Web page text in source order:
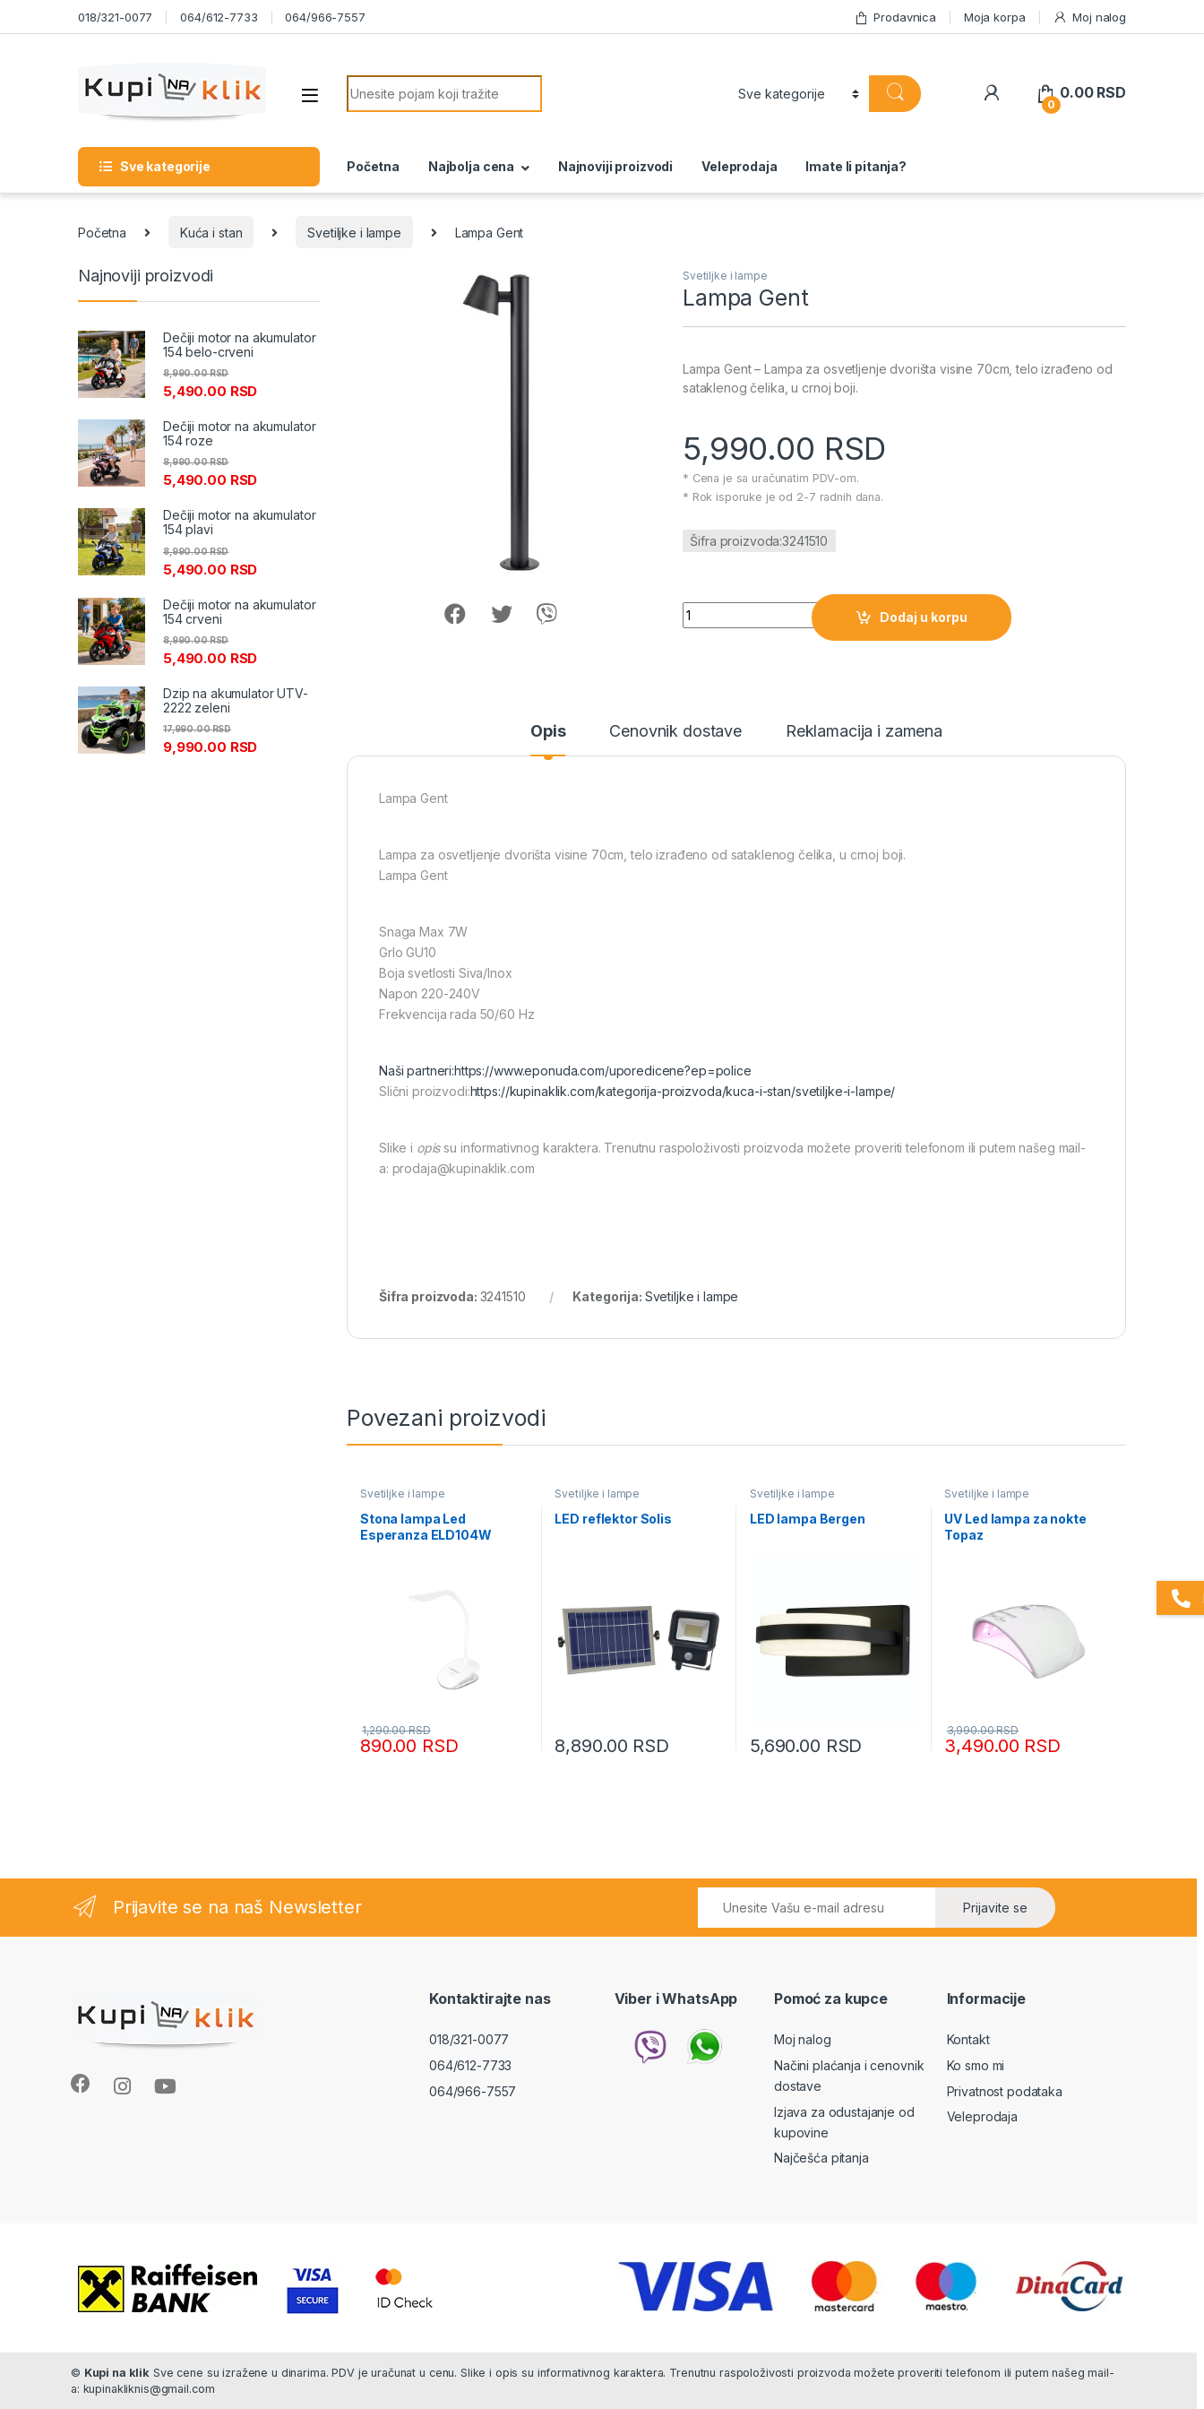
Skip to navigation018/321-0077 064/612-7733 064/966-7557 Prodavnica Moja korpa Moj nalog
Search for:
0
0.00 RSD
Sve kategorije Početna Najbolja cena Najnoviji proizvodi Veleprodaja Imate li pitanja?
Početna Kuća i stan Svetiljke i lampe Lampa Gent
Svetiljke i lampe
Lampa Gent
Lampa Gent – Lampa za osvetljenje dvorišta visine 70cm, telo izrađeno od
sataklenog čelika, u crnoj boji.
5,990.00 RSD
* Cena je sa uračunatim PDV-om.
* Rok isporuke je od 2-7 radnih dana.
Šifra proizvoda:3241510
Lampa Gent količina
Dodaj u korpu
Opis Cenovnik dostave Reklamacija i zamena
Lampa Gent
Lampa za osvetljenje dvorišta visine 70cm, telo izrađeno od sataklenog čelika, u crnoj boji.
Lampa Gent
Snaga Max 7W
Grlo GU10
Boja svetlosti Siva/Inox
Napon 220-240V
Frekvencija rada 50/60 Hz
Naši partneri:https://www.eponuda.com/uporedicene?ep=police
Slični proizvodi:https://kupinaklik.com/kategorija-proizvoda/kuca-i-stan/svetiljke-i-lampe/
Slike i opissu informativnog karaktera. Trenutnu raspoloživosti proizvoda možete proveriti telefonom ili putem našeg mail-
a: prodaja@kupinaklik.com
Šifra proizvoda: 3241510 Kategorija: Svetiljke i lampe
Povezani proizvodi
Svetiljke i lampe
Stona lampa Led
Esperanza ELD104W
890.00 RSD
1,290.00RSD
Svetiljke i lampe
LED reflektor Solis
8,890.00 RSD
Svetiljke i lampe
LED lampa Bergen
5,690.00 RSD
Svetiljke i lampe
UV Led lampa za nokte
Topaz
3,490.00 RSD
3,990.00RSD
Najnoviji proizvodi
Dečiji motor na akumulator
154 belo-crveni
5,490.00 RSD
8,990.00RSD
Dečiji motor na akumulator
154 roze
5,490.00 RSD
8,990.00RSD
Dečiji motor na akumulator
154 plavi
5,490.00 RSD
8,990.00RSD
Dečiji motor na akumulator
154 crveni
5,490.00 RSD
8,990.00RSD
Dzip na akumulator UTV-
2222 zeleni
9,990.00 RSD
17,990.00RSD
Prijavite se na naš Newsletter Prijavite se
Kontaktirajte nas
018/321-0077
064/612-7733
064/966-7557
Viber i WhatsApp Pomoć za kupce
Moj nalog
Načini plaćanja i cenovnik
dostave
Izjava za odustajanje od
kupovine
Najčešća pitanja
Informacije
Kontakt
Ko smo mi
Privatnost podataka
Veleprodaja
© Kupi na klik Sve cene su izražene u dinarima. PDV je uračunat u cenu. Slike i opis su informativnog karaktera. Trenutnu raspoloživosti proizvoda možete proveriti telefonom ili putem našeg mail-
a: kupinakliknis@gmail.com